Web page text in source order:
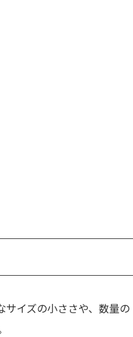
サイズの小ささや、数量の